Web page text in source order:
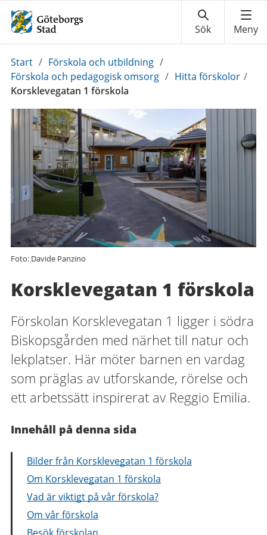
Du
är
här:
Start / Förskola och utbildning /
Förskola och pedagogisk omsorg / Hitta förskolor /
Korsklevegatan 1 förskola
Foto: Davide Panzino
Korsklevegatan 1 förskola
Förskolan Korsklevegatan 1 ligger i södra
Biskopsgården med närhet till natur och
lekplatser. Här möter barnen en vardag
som präglas av utforskande, rörelse och
ett arbetssätt inspirerat av Reggio Emilia.
Innehåll på denna sida
Bilder från Korsklevegatan 1 förskola
Om Korsklevegatan 1 förskola
Vad är viktigt på vår förskola?
Om vår förskola